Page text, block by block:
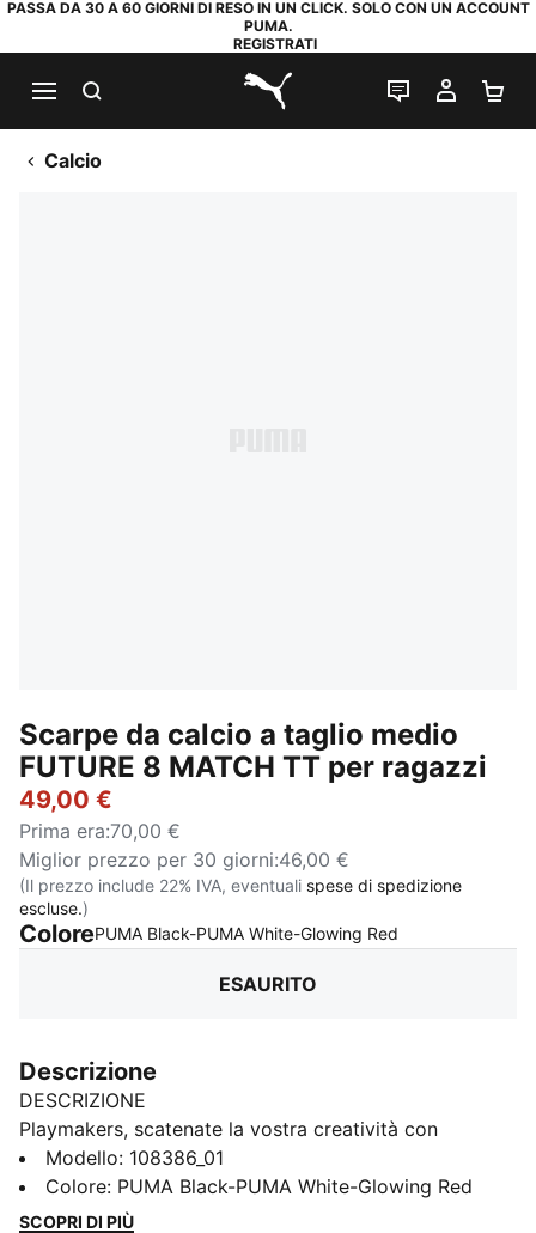
PASSA DA 30 A 60 GIORNI DI RESO IN UN CLICK. SOLO CON UN ACCOUNT
PUMA.
REGISTRATI
PUMA.com
CHAT IL MIO
Calcio
Scarpe da calcio a taglio medio
FUTURE 8 MATCH TT per ragazzi
49,00 €
Prima era:70,00 €
Miglior prezzo per 30 giorni:46,00 €
(Il prezzo include 22% IVA, eventuali spese di spedizione
escluse.)
ColorePUMA Black-PUMA White-Glowing Red
ESAURITO
Descrizione
DESCRIZIONE
Playmakers, scatenate la vostra creatività con
FUTURE 8 MATCH. Presentano una tomaia in mesh
morbida e leggera, linee in mesh rialzate per una
migliore presa della palla e una suola in gomma multi-
Modello: 108386_01
Colore: PUMA Black-PUMA White-Glowing Red
SCOPRI DI PIÙ